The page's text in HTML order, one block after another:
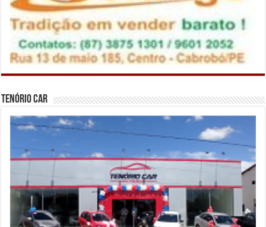
Tenório Car